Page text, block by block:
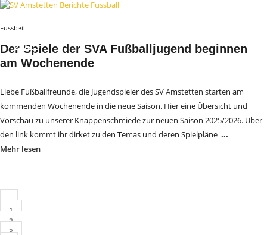
Fussball
Der Spiele der SVA Fußballjugend beginnen
am Wochenende
SEP
2025
Liebe Fußballfreunde, die Jugendspieler des SV Amstetten starten am
kommenden Wochenende in die neue Saison. Hier eine Übersicht und
Vorschau zu unserer Knappenschmiede zur neuen Saison 2025/2026. Über
den link kommt ihr dirket zu den Temas und deren Spielpläne ...
Mehr lesen
1
2
3